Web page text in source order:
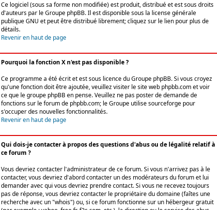
Ce logiciel (sous sa forme non modifiée) est produit, distribué et est sous droits
d'auteurs par leGroupe phpBB. Il est disponible sous la license générale
publique GNU et peut être distribué librement; cliquez sur le lien pour plus de
détails.
Revenir en haut de page
Pourquoi la fonction X n'est pas disponible ?
Ce programme a été écrit et est sous licence du Groupe phpBB. Si vous croyez
qu'une fonction doit être ajoutée, veuillez visiter le site web phpbb.com et voir
ce que le groupe phpBB en pense. Veuillez ne pas poster de demande de
fonctions sur le forum de phpbb.com; le Groupe utilise sourceforge pour
s'occuper des nouvelles fonctionnalités.
Revenir en haut de page
Qui dois-je contacter à propos des questions d'abus ou de légalité relatif à
ce forum ?
Vous devriez contacter l'administrateur de ce forum. Si vous n'arrivez pas à le
contacter, vous devriez d'abord contacter un des modérateurs du forum et lui
demander avec qui vous devriez prendre contact. Si vous ne recevez toujours
pas de réponse, vous devriez contacter le propriétaire du domaine (faîtes une
recherche avec un "whois") ou, si ce forum fonctionne sur un hébergeur gratuit